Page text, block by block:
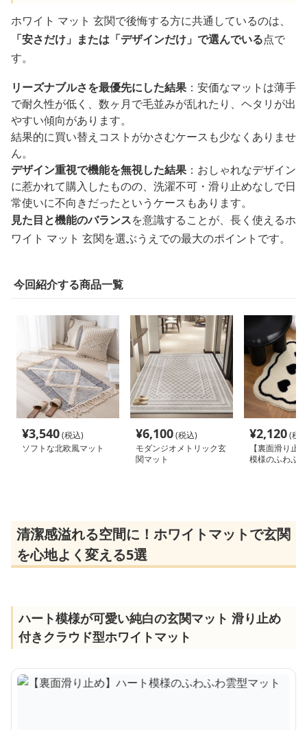
ホワイト マット 玄関で後悔する方に共通しているのは、
「安さだけ」または「デザインだけ」で選んでいる点で
す。
リーズナブルさを最優先にした結果 ：安価なマットは薄手
で耐久性が低く、数ヶ月で毛並みが乱れたり、ヘタリが出
やすい傾向があります。
結果的に買い替えコストがかさむケースも少なくありませ
ん。
デザイン重視で機能を無視した結果 ：おしゃれなデザイン
に惹かれて購入したものの、洗濯不可・滑り止めなしで日
常使いに不向きだったというケースもあります。
見た目と機能のバランスを意識することが、長く使えるホ
ワイト マット 玄関を選ぶうえでの最大のポイントです。
今回紹介する商品一覧
¥3,540(税込)
ソフトな北欧風マット
¥6,100(税込)
モダンジオメトリック玄
関マット
¥2,120(税
【裏面滑り止
模様のふわふ
清潔感溢れる空間に！ホワイトマットで玄関
を心地よく変える5選
ハート模様が可愛い純白の玄関マット 滑り止め
付きクラウド型ホワイトマット